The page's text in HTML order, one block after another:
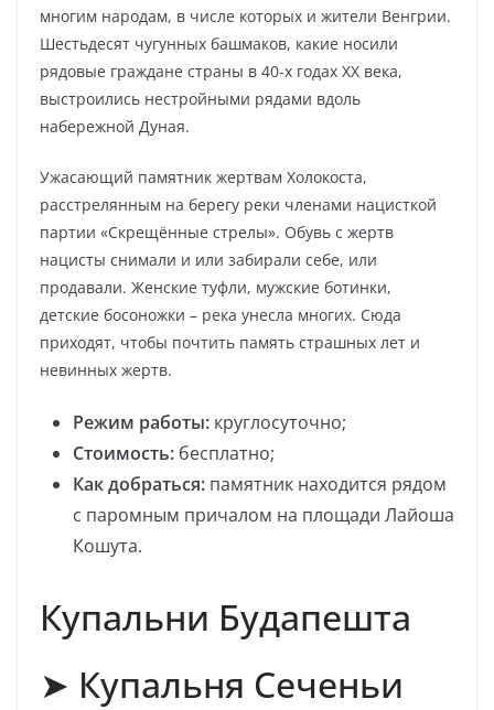
многим народам, в числе которых и жители Венгрии.
Шестьдесят чугунных башмаков, какие носили
рядовые граждане страны в 40-х годах XX века,
выстроились нестройными рядами вдоль
набережной Дуная.
Ужасающий памятник жертвам Холокоста,
расстрелянным на берегу реки членами нацисткой
партии «Скрещённые стрелы». Обувь с жертв
нацисты снимали и или забирали себе, или
продавали. Женские туфли, мужские ботинки,
детские босоножки – река унесла многих. Сюда
приходят, чтобы почтить память страшных лет и
невинных жертв.
Режим работы: круглосуточно;
Стоимость: бесплатно;
Как добраться: памятник находится рядом
с паромным причалом на площади Лайоша
Кошута.
Купальни Будапешта
➤ Купальня Сеченьи